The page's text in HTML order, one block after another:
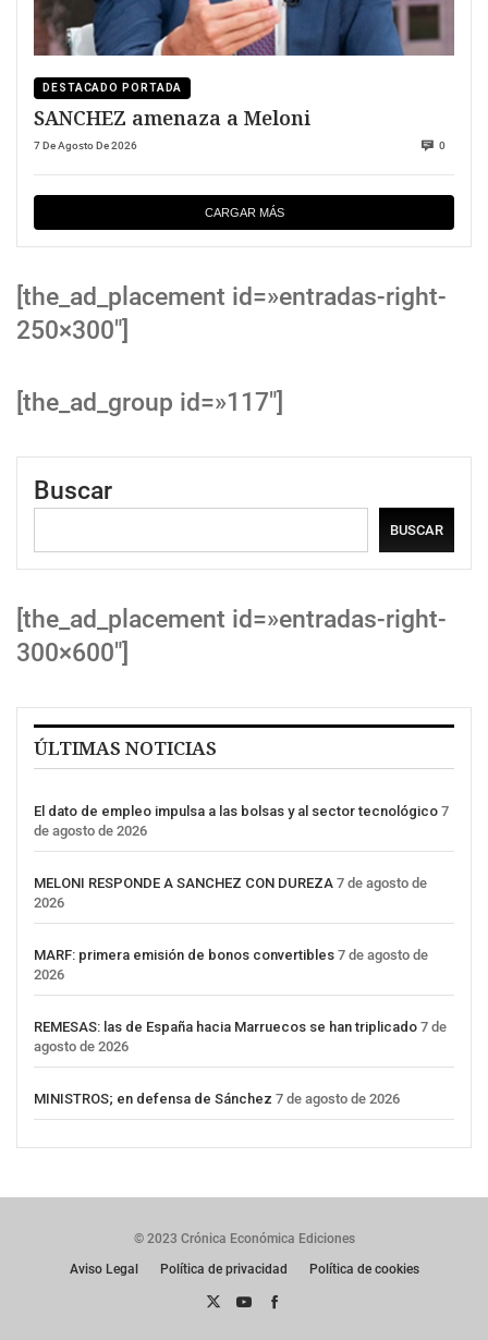
DESTACADO PORTADA
SANCHEZ amenaza a Meloni
7 De Agosto De 2026 0
CARGAR MÁS
[the_ad_placement id=»entradas-right-
250×300″]
[the_ad_group id=»117″]
Buscar
BUSCAR
[the_ad_placement id=»entradas-right-
300×600″]
ÚLTIMAS NOTICIAS
El dato de empleo impulsa a las bolsas y al sector tecnológico 7
de agosto de 2026
MELONI RESPONDE A SANCHEZ CON DUREZA 7 de agosto de
2026
MARF: primera emisión de bonos convertibles 7 de agosto de
2026
REMESAS: las de España hacia Marruecos se han triplicado 7 de
agosto de 2026
MINISTROS; en defensa de Sánchez 7 de agosto de 2026
© 2023 Crónica Económica Ediciones
Aviso Legal
Política de privacidad Política de cookies